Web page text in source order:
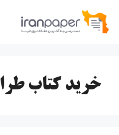
پرش
خرید کتاب